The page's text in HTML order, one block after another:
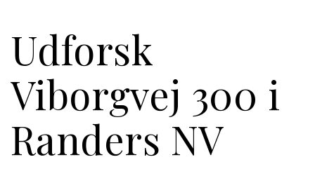
Udforsk
Viborgvej 300 i
Randers NV